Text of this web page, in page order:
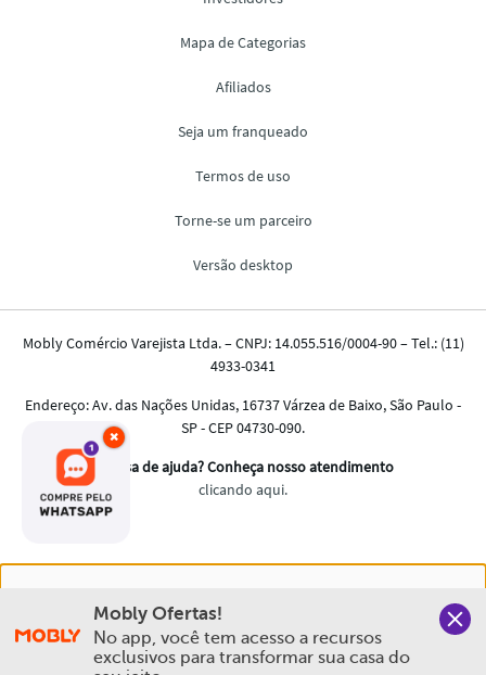
experiência na Mobly. Quando você navega no nosso site,
aceita esta condição
×
Mobly Ofertas!
No app, você tem acesso a recursos
exclusivos para transformar sua casa do